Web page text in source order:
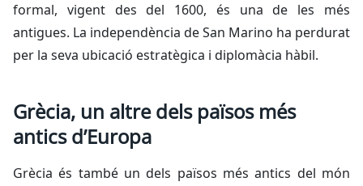
formal, vigent des del 1600, és una de les més
antigues. La independència de San Marino ha perdurat
per la seva ubicació estratègica i diplomàcia hàbil.
Grècia, un altre dels països més
antics d’Europa
Grècia és també un dels països més antics del món